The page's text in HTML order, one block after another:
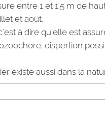
entre 1 et 1,5 m de
et août.
à dire qu'elle est
dispertion
existe aussi dans la